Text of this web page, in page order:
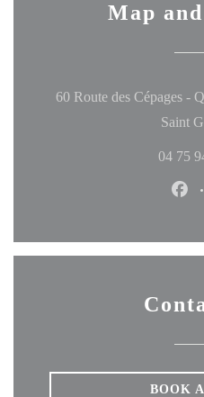
Map
60 Route des Cépages -
Saint
04 75
BOOK